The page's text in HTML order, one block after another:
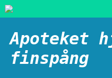
Apoteket
finspång